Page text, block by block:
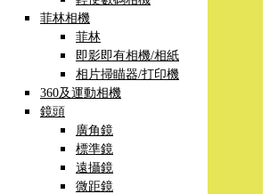
菲林相機
菲林
即影即有相機/相紙
相片掃瞄器/打印機
360及運動相機
鏡頭
廣角鏡
標準鏡
遠攝鏡
微距鏡